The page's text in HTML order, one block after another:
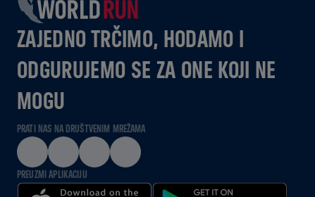
ZAJEDNO TRČIMO, HODAMO I
ODGURUJEMO SE ZA ONE KOJI NE
MOGU
PRATI NAS NA DRUŠTVENIM MREŽAMA
PREUZMI APLIKACIJU